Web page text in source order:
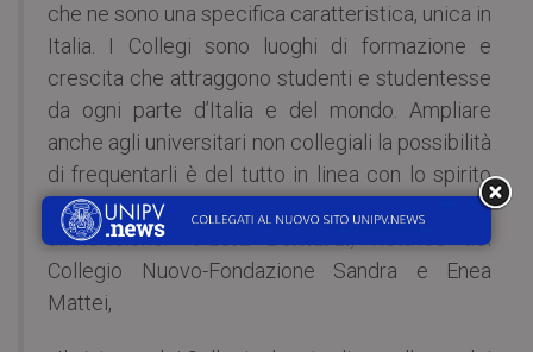
che ne sono una specifica caratteristica, unica in
Italia. I Collegi sono luoghi di formazione e
crescita che attraggono studenti e studentesse
da ogni parte d’Italia e del mondo. Ampliare
anche agli universitari non collegiali la possibilità
di frequentarli è del tutto in linea con lo spirito
del Nuovo, da sempre aperto all’innovazione e
all’inclusione.»
, Rettrice del
Collegio Nuovo-Fondazione Sandra e Enea
Mattei,